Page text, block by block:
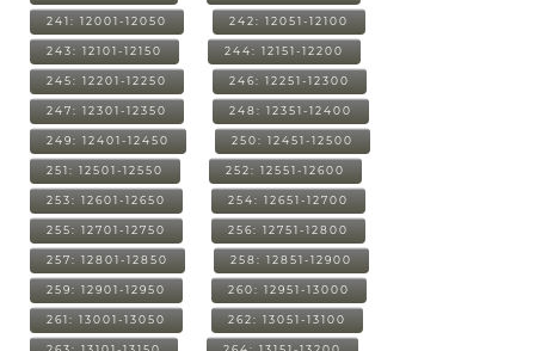
241: 12001-12050 242: 12051-12100
243: 12101-12150 244: 12151-12200
245: 12201-12250 246: 12251-12300
247: 12301-12350 248: 12351-12400
249: 12401-12450 250: 12451-12500
251: 12501-12550 252: 12551-12600
253: 12601-12650 254: 12651-12700
255: 12701-12750 256: 12751-12800
257: 12801-12850 258: 12851-12900
259: 12901-12950 260: 12951-13000
261: 13001-13050 262: 13051-13100